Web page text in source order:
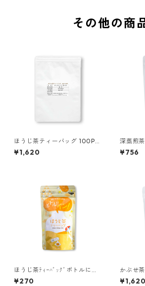
その他の商
ほうじ茶ティーバッグ 100P
【送料無料】
¥1,620
深蒸煎
¥756
ほうじ茶ﾃｨｰﾊﾞｯｸﾞボトルにイ
ン！(袋12P)
¥270
かぶせ
グ (40P)
¥1,620